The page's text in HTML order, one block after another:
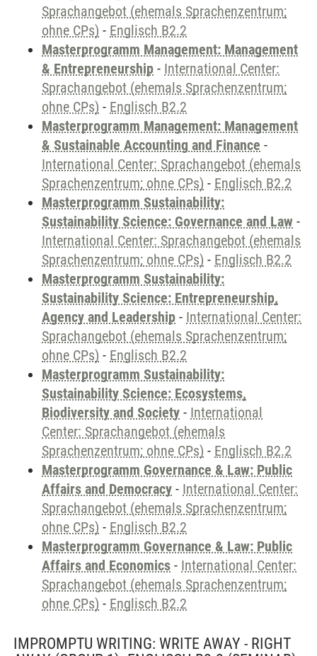
Sprachangebot (ehemals Sprachenzentrum;
ohne CPs) - Englisch B2.2
Masterprogramm Management: Management
& Entrepreneurship - International Center:
Sprachangebot (ehemals Sprachenzentrum;
ohne CPs) - Englisch B2.2
Masterprogramm Management: Management
& Sustainable Accounting and Finance -
International Center: Sprachangebot (ehemals
Sprachenzentrum; ohne CPs) - Englisch B2.2
Masterprogramm Sustainability:
Sustainability Science: Governance and Law -
International Center: Sprachangebot (ehemals
Sprachenzentrum; ohne CPs) - Englisch B2.2
Masterprogramm Sustainability:
Sustainability Science: Entrepreneurship,
Agency and Leadership - International Center:
Sprachangebot (ehemals Sprachenzentrum;
ohne CPs) - Englisch B2.2
Masterprogramm Sustainability:
Sustainability Science: Ecosystems,
Biodiversity and Society - International
Center: Sprachangebot (ehemals
Sprachenzentrum; ohne CPs) - Englisch B2.2
Masterprogramm Governance & Law: Public
Affairs and Democracy - International Center:
Sprachangebot (ehemals Sprachenzentrum;
ohne CPs) - Englisch B2.2
Masterprogramm Governance & Law: Public
Affairs and Economics - International Center:
Sprachangebot (ehemals Sprachenzentrum;
ohne CPs) - Englisch B2.2
IMPROMPTU WRITING: WRITE AWAY - RIGHT